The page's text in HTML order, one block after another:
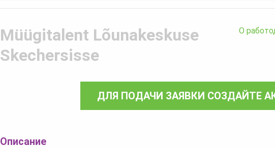
Müügitalent Lõunakeskuse
Skechersisse
О
ДЛЯ ПОДАЧИ ЗАЯВКИ СОЗДАЙТЕ
Описание